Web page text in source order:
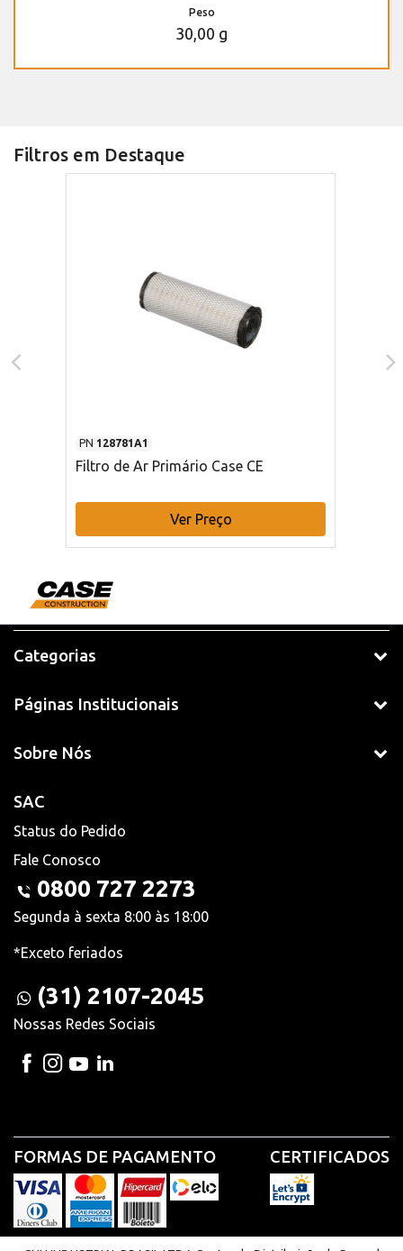
Peso
30,00 g
Filtros em Destaque
PN 128781A1
Filtro de Ar Primário Case CE
Ver Preço
Categorias
Páginas Institucionais
Sobre Nós
SAC
Status do Pedido
Fale Conosco
0800 727 2273
Segunda à sexta 8:00 às 18:00
*Exceto feriados
(31) 2107-2045
Nossas Redes Sociais
FORMAS DE PAGAMENTO CERTIFICADOS